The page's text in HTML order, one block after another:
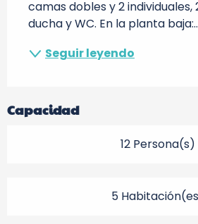
camas dobles y 2 individuales,
ducha y WC. En la planta
Seguir leyendo
Capacidad
12 Persona(s)
5